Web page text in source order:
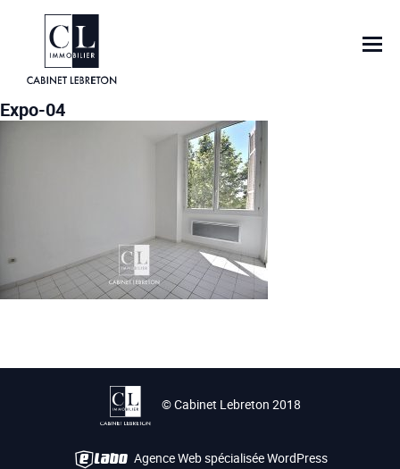
Expo-04
© Cabinet Lebreton 2018
Agence Web spécialisée WordPress